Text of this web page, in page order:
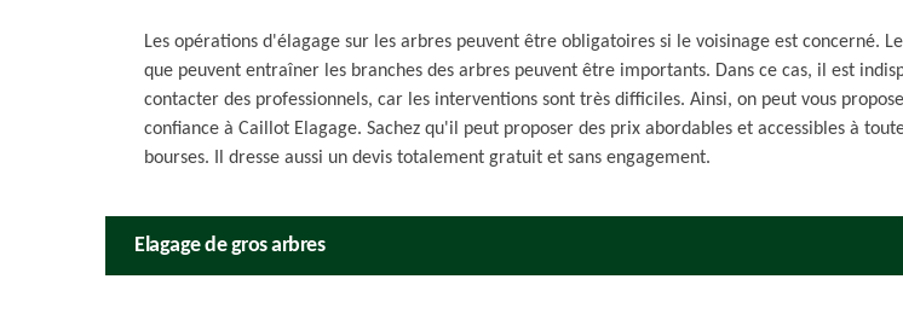
Les opérations d'élagage sur les arbres peuvent être obligatoires si le voisinage est concerné.
que peuvent entraîner les branches des arbres peuvent être importants. Dans ce cas, il est
contacter des professionnels, car les interventions sont très difficiles. Ainsi, on peut vous
confiance à Caillot Elagage. Sachez qu'il peut proposer des prix abordables et accessibles à
bourses. Il dresse aussi un devis totalement gratuit et sans engagement.
Elagage de gros arbres